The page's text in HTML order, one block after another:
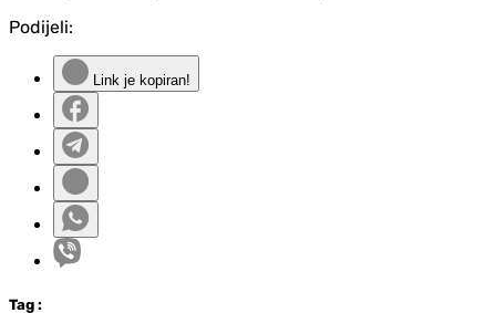
Podijeli:
Link je kopiran!
Tag :